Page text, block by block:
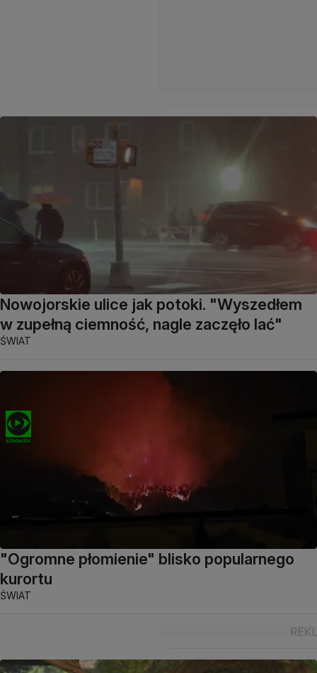
Nowojorskie ulice jak potoki. "Wyszedłem
w zupełną ciemność, nagle zaczęło lać"
ŚWIAT
"Ogromne płomienie" blisko popularnego
kurortu
ŚWIAT